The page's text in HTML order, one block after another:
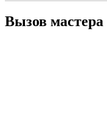
Вызов